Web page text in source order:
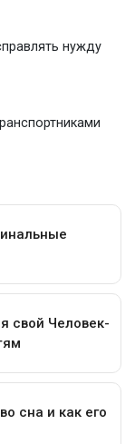
нужду